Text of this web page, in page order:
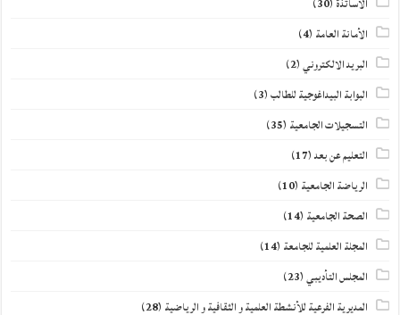
الأمانة العامة (4)
البريد الالكتروني(2)
البوابة البيداغوجية للطالب(3)
التسجيلات الجامعية (35)
التعليم عن بعد(17)
الرياضة الجامعية (10)
الصحة الجامعية (14)
المجلة العلمية للجامعة (14)
المجلس التأديبي(23)
المديرية الفرعية للأنشطة العلمية و الثقافية و الرياضية (28)